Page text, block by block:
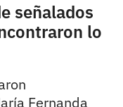
señalados
lo
Fernanda